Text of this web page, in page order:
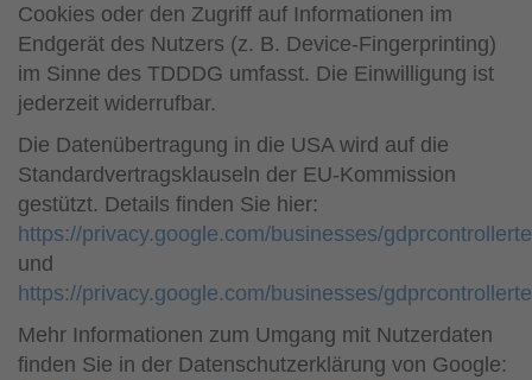
Cookies oder den Zugriff auf Informationen im
Endgerät des Nutzers (z. B. Device-Fingerprinting)
im Sinne des TDDDG umfasst. Die Einwilligung ist
jederzeit widerrufbar.
Die Datenübertragung in die USA wird auf die
Standardvertragsklauseln der EU-Kommission
gestützt. Details finden Sie hier:
https://privacy.google.com/businesses/
und
https://privacy.google.com/businesses/
Mehr Informationen zum Umgang mit Nutzerdaten
finden Sie in der Datenschutzerklärung von Google: